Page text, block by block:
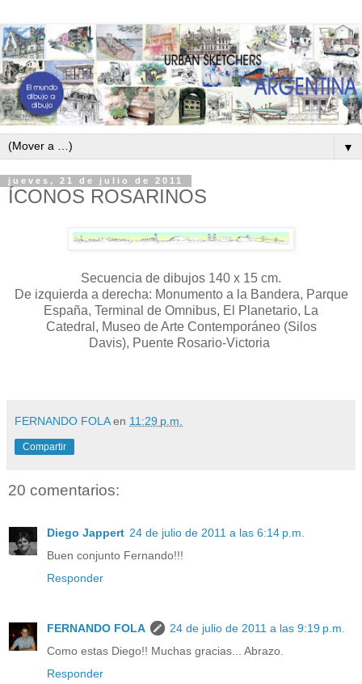
▼
jueves, 21 de julio de 2011
ÍCONOS ROSARINOS
Secuencia de dibujos 140 x 15 cm.
De izquierda a derecha: Monumento a la Bandera, Parque
España, Terminal de Omnibus, El Planetario, La
Catedral, Museo de Arte Contemporáneo (Silos
Davis), Puente Rosario-Victoria
FERNANDO FOLA en 11:29 p.m.
Compartir
20 comentarios:
Diego Jappert 24 de julio de 2011 a las 6:14 p.m.
Buen conjunto Fernando!!!
Responder
FERNANDO FOLA
24 de julio de 2011 a las 9:19 p.m.
Como estas Diego!! Muchas gracias... Abrazo.
Responder